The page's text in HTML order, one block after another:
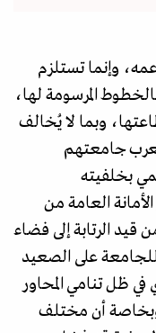
وإنما تستلزم
المرسومة لها،
وبما لا يُخالف
جامعتهم
بخلفيته
العامة من
قيد الرتابة إلى فضاء
على الصعيد
ظل تنامي المحاور
وبخاصة أن مختلف